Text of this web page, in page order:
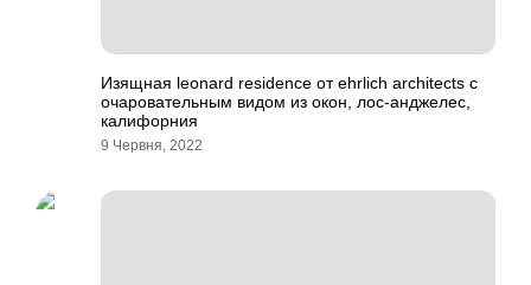
Изящная leonard residence от ehrlich architects с
очаровательным видом из окон, лос-анджелес,
калифорния
9 Червня, 2022